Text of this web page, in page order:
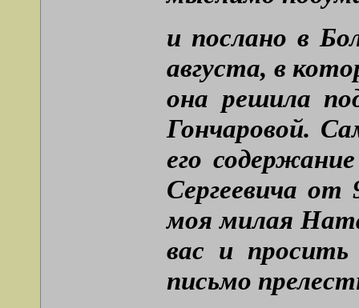
и послано в
августа, в
она решила
Гончаровой.
его
Сергеевича
моя милая
вас и просить
письмо